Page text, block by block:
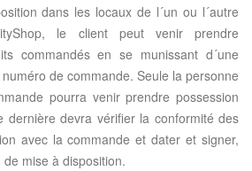
dans les locaux de l´un ou l´autre
le client peut venir prendre
commandés en se munissant d´une
de commande. Seule la personne
pourra venir prendre possession
dernière devra vérifier la conformité des
avec la commande et dater et signer,
mise à disposition.